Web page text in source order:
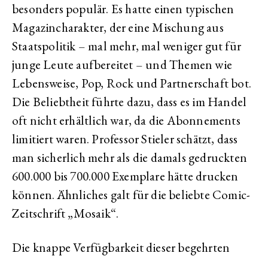
besonders populär. Es hatte einen typischen
Magazincharakter, der eine Mischung aus
Staatspolitik – mal mehr, mal weniger gut für
junge Leute aufbereitet – und Themen wie
Lebensweise, Pop, Rock und Partnerschaft bot.
Die Beliebtheit führte dazu, dass es im Handel
oft nicht erhältlich war, da die Abonnements
limitiert waren. Professor Stieler schätzt, dass
man sicherlich mehr als die damals gedruckten
600.000 bis 700.000 Exemplare hätte drucken
können. Ähnliches galt für die beliebte Comic-
Zeitschrift „Mosaik“.
Die knappe Verfügbarkeit dieser begehrten